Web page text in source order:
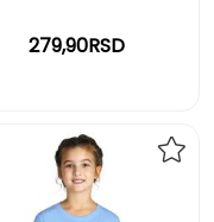
279,90RSD